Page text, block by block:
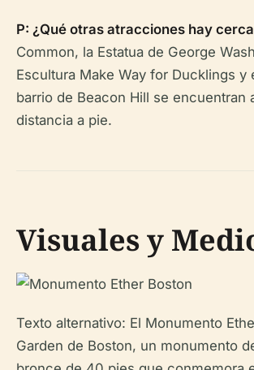
P: ¿Qué otras atracciones hay
Common, la Estatua de George
Escultura Make Way for Ducklings y
barrio de Beacon Hill se encuentran
distancia a pie.
Visuales y
Texto alternativo: El Monumento
Garden de Boston, un monumento